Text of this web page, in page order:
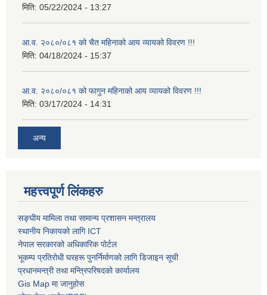
मिति: 05/22/2024 - 13:27
आ.व. २०८०/०८१ को चैत महिनाको आय व्यायको विवरण !!!
मिति: 04/18/2024 - 15:37
आ.व. २०८०/०८१ को फागुन महिनाको आय व्यायको विवरण !!!
मिति: 03/17/2024 - 14:31
अन्य
महत्त्वपूर्ण लिंकहरु
सङ्घीय मामिला तथा सामान्य प्रशासन मन्त्रालय
स्थानीय निकायको लागि ICT
नेपाल सरकारको अधिकारिक पोर्टल
भूकम्प प्रतिरोधी घरहरू पुनर्निर्माणको लागि डिजाइन सूची
प्रधानमन्त्री तथा मन्त्रिपरिषदको कार्यालय
Gis Map मा जानुहोस